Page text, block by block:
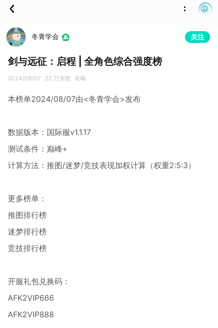
冬青学会 关注
剑与远征：启程 | 全角色综合强度榜
2024/08/07 22 万浏览 攻略
本榜单2024/08/07由<冬青学会>发布
数据版本：国际服v1.1.17
测试条件：巅峰+
计算方法：推图/迷梦/竞技表现加权计算（权重2:5:3）
更多榜单：
推图排行榜
迷梦排行榜
竞技排行榜
开服礼包兑换码：
AFK2VIP666
AFK2VIP888